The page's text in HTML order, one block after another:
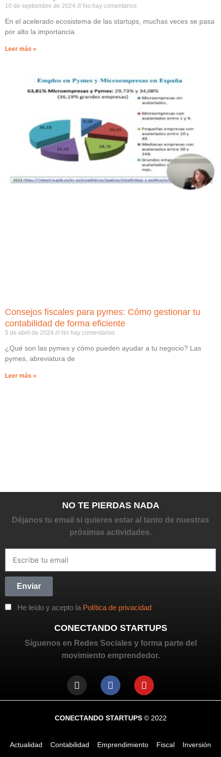
10 de septiembre de 2024 No hay comentarios
En el acelerado ecosistema de las startups, muchas veces se pasa
por alto la importancia
Leer más »
Consejos fiscales para pymes: Cómo gestionar tu
contabilidad de forma eficiente
5 de abril de 2024 No hay comentarios
¿Qué son las pymes y cómo pueden ayudar a tu negocio? Las
pymes, abreviatura de
Leer más »
NO TE PIERDAS NADA
Déjanos tu email si quieres estar al tanto de nuestras
próximas actividades.
He leído y acepto la Política de privacidad
Enviar
CONECTANDO STARTUPS
Síguenos en Redes Sociales y forma parte del
movimiento emprendedor.
CONECTANDO STARTUPS© 2022
Actualidad Contabilidad Emprendimiento Fiscal Inversión